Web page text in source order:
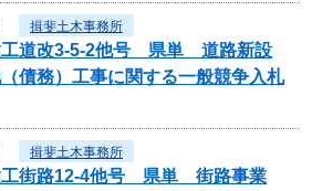
揖斐土木事務所
工道改3-5-2他号 県単 道路新設
債務）工事に関する一般競争入札
揖斐土木事務所
工街路12-4他号 県単 街路事業